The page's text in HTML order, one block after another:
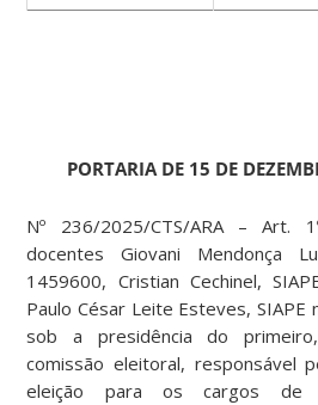
PORTARIA DE 15 DE
Nº 236/2025/CTS/ARA – Art.
docentes Giovani Mendonça
1459600, Cristian Cechinel,
Paulo César Leite Esteves, SIAPE
sob a presidência do
comissão eleitoral, responsável
eleição para os cargos de